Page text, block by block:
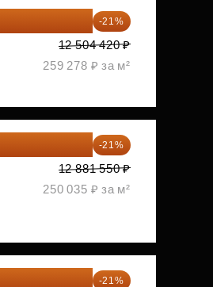
-21%
12 504 420 ₽
259 278 ₽ за м²
-21%
12 881 550 ₽
250 035 ₽ за м²
-21%